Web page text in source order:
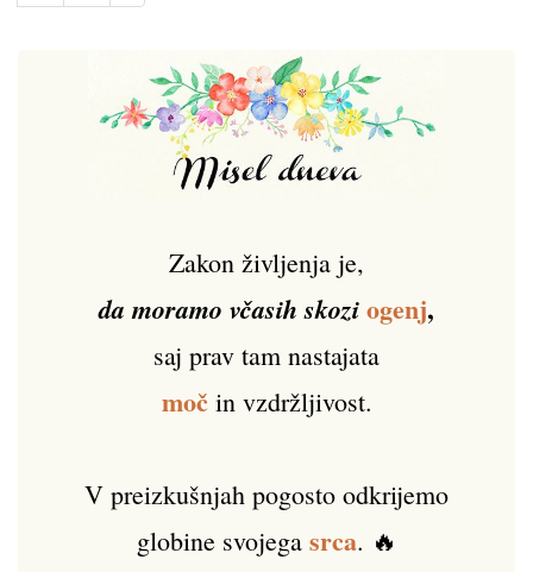
Zakon življenja je,
da moramo včasih skoziogenj,
saj prav tam nastajata
močin vzdržljivost.
V preizkušnjah pogosto odkrijemo
globine svojega srca. 🔥